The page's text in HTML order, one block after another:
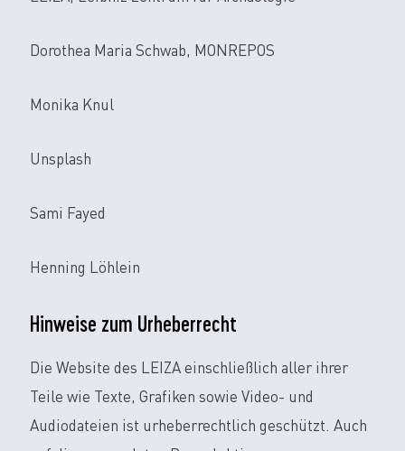
Dorothea Maria Schwab, MONREPOS
Monika Knul
Unsplash
Sami Fayed
Henning Löhlein
Hinweise zum Urheberrecht
Die Website des LEIZA einschließlich aller ihrer
Teile wie Texte, Grafiken sowie Video- und
Audiodateien ist urheberrechtlich geschützt. Auch